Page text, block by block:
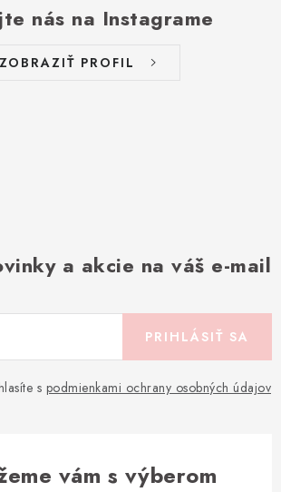
nás na Instagrame
ZOBRAZIŤ PROFIL
a akcie na váš e-mail
s podmienkami ochrany osobných údajov
PRIHLÁSIŤ SA
vám s výberom